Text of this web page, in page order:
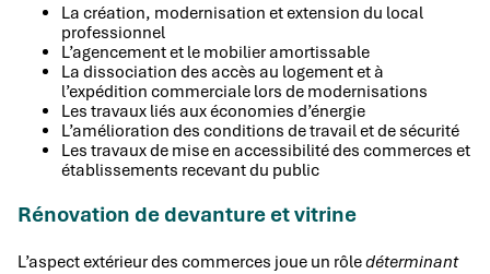
La création, modernisation et extension du local
professionnel
L’agencement et le mobilier amortissable
La dissociation des accès au logement et à
l’expédition commerciale lors de modernisations
Les travaux liés aux économies d’énergie
L’amélioration des conditions de travail et de sécurité
Les travaux de mise en accessibilité des commerces et
établissements recevant du public
Rénovation de devanture et vitrine
L’aspect extérieur des commerces joue un rôledéterminant